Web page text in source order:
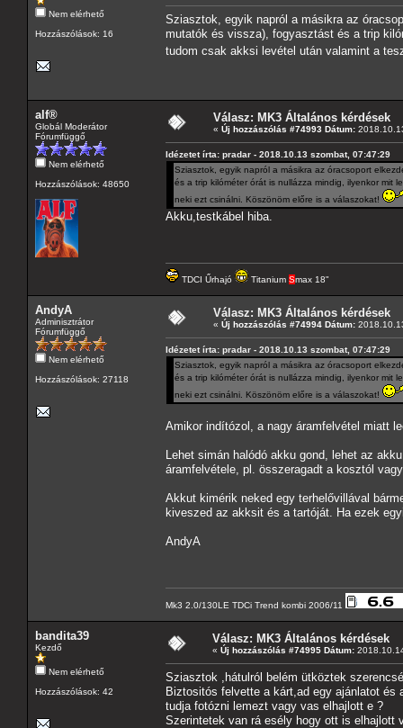
Nem elérhető
Hozzászólások: 16
Sziasztok, egyik napról a másikra az
mutatók és vissza), fogyasztást és a trip
tudom csak akksi levétel után valamint a
alf®
Globál Moderátor
Fórumfüggő
Nem elérhető
Hozzászólások: 48650
Válasz: MK3 Általános kérdések
« Új hozzászólás #74993 Dátum:
Idézetet írta: pradar - 2018.10.13 szombat, 07:47:29
Sziasztok, egyik napról a másikra az óracsoport
és a trip kilóméter órát is nullázza mindig, ilyenkor mit
neki ezt csinálni. Köszönöm előre is a válaszokat!
Akku,testkábel hiba.
TDCI Űrhajó Titanium Smax 18"
AndyA
Adminisztrátor
Fórumfüggő
Nem elérhető
Hozzászólások: 27118
Válasz: MK3 Általános kérdések
« Új hozzászólás #74994 Dátum:
Idézetet írta: pradar - 2018.10.13 szombat, 07:47:29
Sziasztok, egyik napról a másikra az óracsoport
és a trip kilóméter órát is nullázza mindig, ilyenkor mit
neki ezt csinálni. Köszönöm előre is a válaszokat!
Amikor indítózol, a nagy áramfelvétel miatt
Lehet simán halódó akku gond, lehet az
áramfelvétele, pl. összeragadt a kosztól
Akkut kimérik neked egy terhelővillával
kiveszed az akksit és a tartóját. Ha ezek
AndyA
Mk3 2.0/130LE TDCi Trend kombi 2006/11
bandita39
Kezdő
Nem elérhető
Hozzászólások: 42
Válasz: MK3 Általános kérdések
« Új hozzászólás #74995 Dátum:
Sziasztok ,hátulról belém ütköztek
Biztositós felvette a kárt,ad egy ajánlatot
tudja fotózni lemezt vagy vas elhajlott e ?
Szerintetek van rá esély hogy ott is elhajlott